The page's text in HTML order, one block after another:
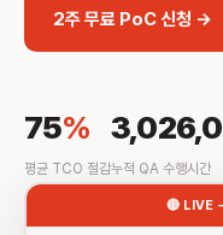
2주 무료 PoC 신청 →
75%
평균 TCO 절감누적 QA 수행시간
🔴 LIVE